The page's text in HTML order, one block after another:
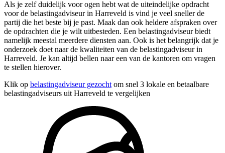
Als je zelf duidelijk voor ogen hebt wat de uiteindelijke opdracht
voor de belastingadviseur in Harreveld is vind je veel sneller de
partij die het beste bij je past. Maak dan ook heldere afspraken over
de opdrachten die je wilt uitbesteden. Een belastingadviseur biedt
namelijk meestal meerdere diensten aan. Ook is het belangrijk dat je
onderzoek doet naar de kwaliteiten van de belastingadviseur in
Harreveld. Je kan altijd bellen naar een van de kantoren om vragen
te stellen hierover.
Klik op belastingadviseur gezocht om snel 3 lokale en betaalbare
belastingadviseurs uit Harreveld te vergelijken